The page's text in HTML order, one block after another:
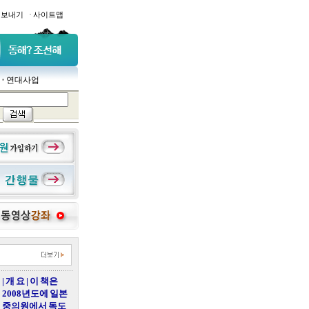
내기 · 사이트맵
연대사업
| 개 요 | 이 책은
2008년도에 일본
중의원에서 독도